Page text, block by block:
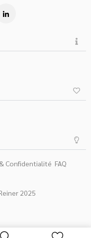
Confidentialité FAQ
2025